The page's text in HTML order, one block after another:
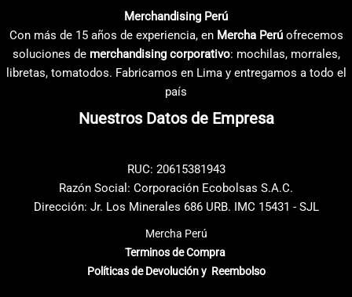
Merchandising Perú
Con más de 15 años de experiencia, en Mercha Perú ofrecemos
soluciones de merchandising corporativo: mochilas, morrales,
libretas, tomatodos. Fabricamos en Lima y entregamos a todo el
país
Nuestros Datos de Empresa
RUC: 20615381943
Razón Social: Corporación Ecobolsas S.A.C.
Dirección: Jr. Los Minerales 686 URB. IMC 15431 - SJL
Mercha Perú
Terminos de Compra
Políticas de Devolución y Reembolso